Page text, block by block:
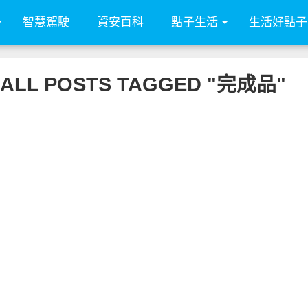
智慧駕駛 資安百科 點子生活 生活好點子
ALL POSTS TAGGED "完成品"